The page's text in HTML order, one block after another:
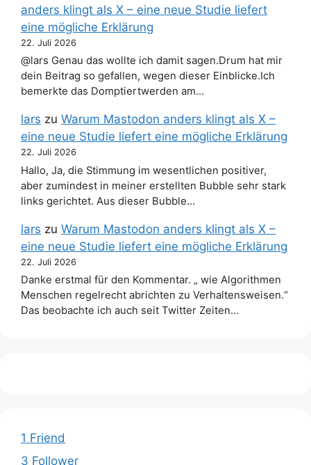
anders klingt als X – eine neue Studie liefert
eine mögliche Erklärung
22. Juli 2026
@lars Genau das wollte ich damit sagen.Drum hat mir
dein Beitrag so gefallen, wegen dieser Einblicke.Ich
bemerkte das Domptiertwerden am…
lars zu Warum Mastodon anders klingt als X –
eine neue Studie liefert eine mögliche Erklärung
22. Juli 2026
Hallo, Ja, die Stimmung im wesentlichen positiver,
aber zumindest in meiner erstellten Bubble sehr stark
links gerichtet. Aus dieser Bubble…
lars zu Warum Mastodon anders klingt als X –
eine neue Studie liefert eine mögliche Erklärung
22. Juli 2026
Danke erstmal für den Kommentar. „ wie Algorithmen
Menschen regelrecht abrichten zu Verhaltensweisen.“
Das beobachte ich auch seit Twitter Zeiten…
1 Friend
3 Follower